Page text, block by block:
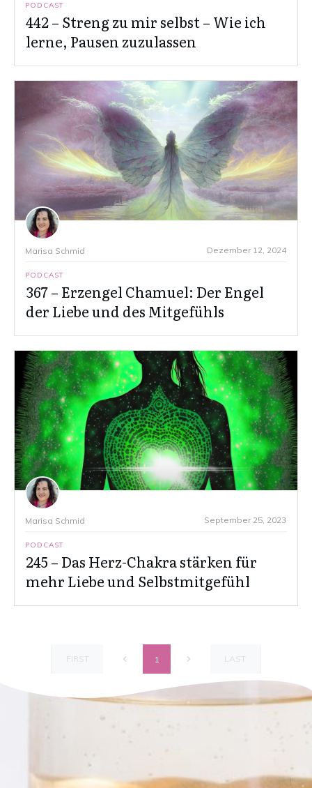
PODCAST
442 – Streng zu mir selbst – Wie ich
lerne, Pausen zuzulassen
Marisa Schmid Dezember 12, 2024
PODCAST
367 – Erzengel Chamuel: Der Engel
der Liebe und des Mitgefühls
Marisa Schmid September 25, 2023
PODCAST
245 – Das Herz-Chakra stärken für
mehr Liebe und Selbstmitgefühl
FIRST 1 LAST